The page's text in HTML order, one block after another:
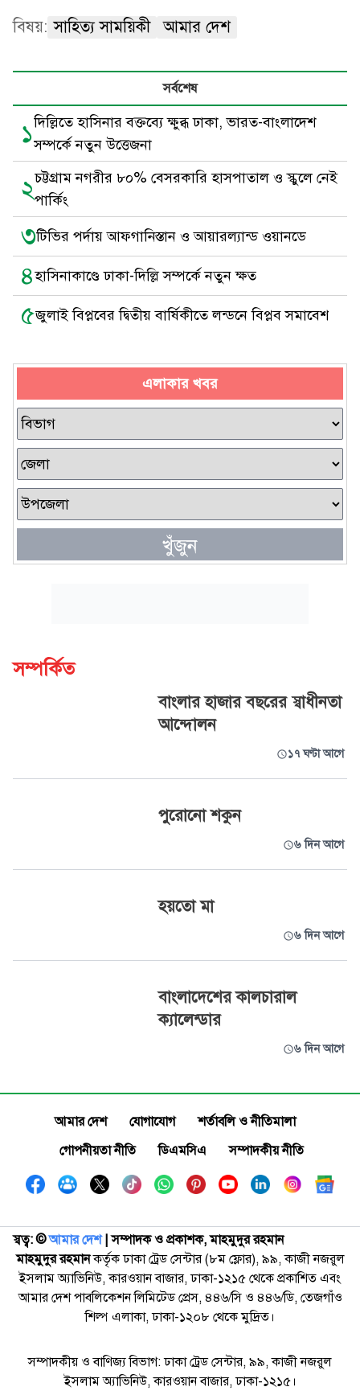
বিষয়: সাহিত্য সাময়িকী আমার দেশ
সর্বশেষ
১দিল্লিতে হাসিনার বক্তব্যে ক্ষুব্ধ ঢাকা, ভারত-বাংলাদেশ
সম্পর্কে নতুন উত্তেজনা
২চট্টগ্রাম নগরীর ৮০% বেসরকারি হাসপাতাল ও স্কুলে নেই
পার্কিং
৩টিভির পর্দায় আফগানিস্তান ও আয়ারল্যান্ড ওয়ানডে
৪হাসিনাকাণ্ডে ঢাকা-দিল্লি সম্পর্কে নতুন ক্ষত
৫জুলাই বিপ্লবের দ্বিতীয় বার্ষিকীতে লন্ডনে বিপ্লব সমাবেশ
এলাকার খবর
খুঁজুন
সম্পর্কিত
বাংলার হাজার বছরের স্বাধীনতা
আন্দোলন
১৭ ঘণ্টা আগে
পুরোনো শকুন
৬ দিন আগে
হয়তো মা
৬ দিন আগে
বাংলাদেশের কালচারাল
ক্যালেন্ডার
৬ দিন আগে
আমার দেশ যোগাযোগ
শর্তাবলি ও নীতিমালা
গোপনীয়তা নীতি
ডিএমসিএ সম্পাদকীয় নীতি
স্বত্ব: ©️আমার দেশ| সম্পাদক ও প্রকাশক, মাহমুদুর রহমান
মাহমুদুর রহমানকর্তৃক ঢাকা ট্রেড সেন্টার (৮ম ফ্লোর), ৯৯, কাজী নজরুল
ইসলাম অ্যাভিনিউ, কারওয়ান বাজার, ঢাকা-১২১৫ থেকে প্রকাশিত এবং
আমার দেশ পাবলিকেশন লিমিটেড প্রেস, ৪৪৬/সি ও ৪৪৬/ডি, তেজগাঁও
শিল্প এলাকা, ঢাকা-১২০৮ থেকে মুদ্রিত।
সম্পাদকীয় ও বাণিজ্য বিভাগ: ঢাকা ট্রেড সেন্টার, ৯৯, কাজী নজরুল
ইসলাম অ্যাভিনিউ, কারওয়ান বাজার, ঢাকা-১২১৫।